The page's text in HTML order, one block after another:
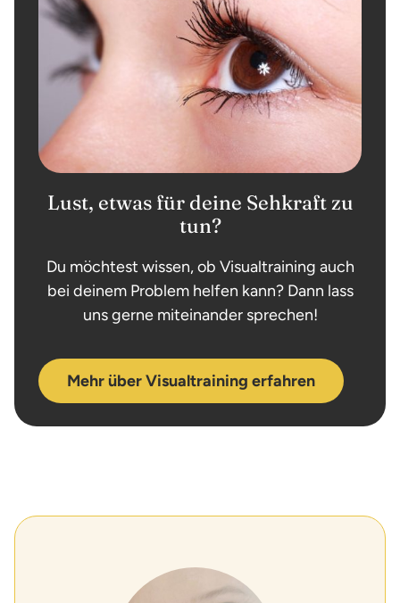
Lust, etwas für deine Sehkraft zu
tun?
Du möchtest wissen, ob Visualtraining auch
bei deinem Problem helfen kann? Dann lass
uns gerne miteinander sprechen!
Mehr über Visualtraining erfahren